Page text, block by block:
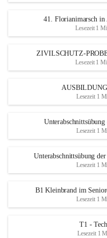
41. Florianimarsch
Lesezeit 1
ZIVILSCHUTZ-
Lesezeit 1
Lesezeit 1
Lesezeit 1
Unterabschnittsübung
Lesezeit 1
B1 Kleinbrand im
Lesezeit 1
T1 -
Lesezeit 1